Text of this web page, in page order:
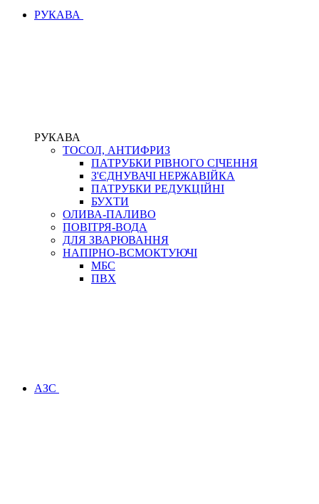
РУКАВА
РУКАВА
ТОСОЛ, АНТИФРИЗ
ПАТРУБКИ РІВНОГО СІЧЕННЯ
З'ЄДНУВАЧІ НЕРЖАВІЙКА
ПАТРУБКИ РЕДУКЦІЙНІ
БУХТИ
ОЛИВА-ПАЛИВО
ПОВІТРЯ-ВОДА
ДЛЯ ЗВАРЮВАННЯ
НАПІРНО-ВСМОКТУЮЧІ
МБС
ПВХ
АЗС